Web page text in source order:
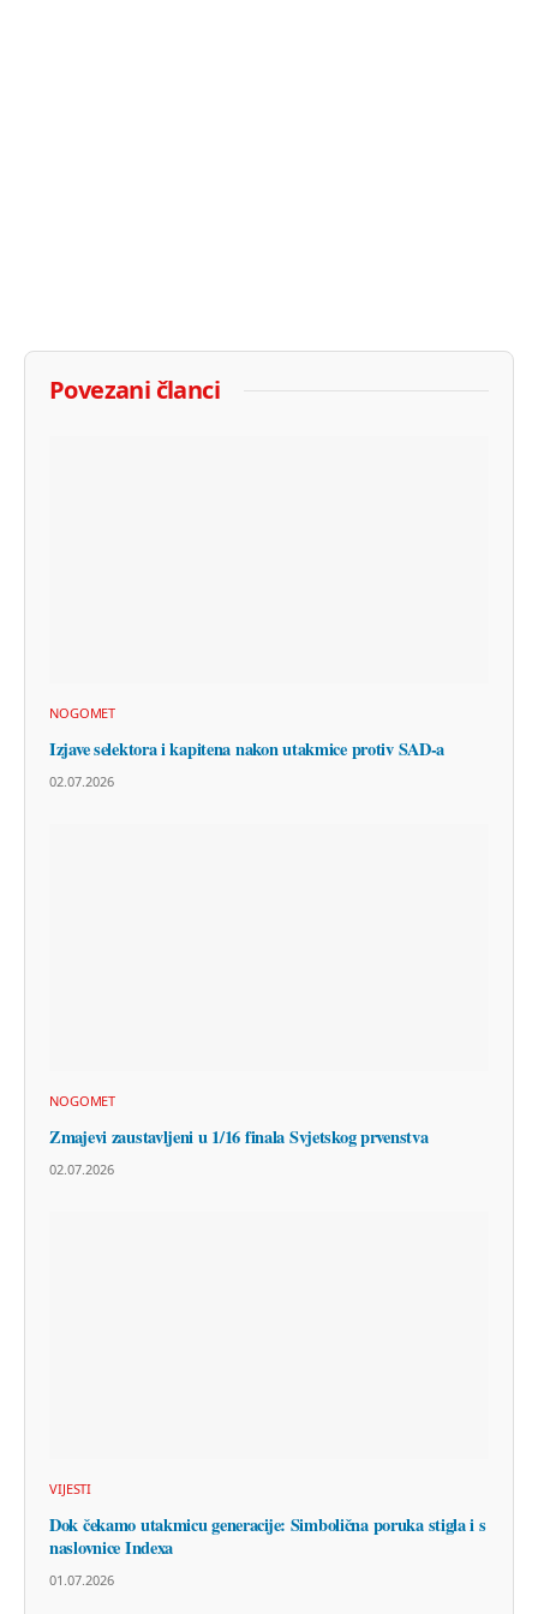
Povezani članci
NOGOMET
Izjave selektora i kapitena nakon utakmice protiv SAD-a
02.07.2026
NOGOMET
Zmajevi zaustavljeni u 1/16 finala Svjetskog prvenstva
02.07.2026
VIJESTI
Dok čekamo utakmicu generacije: Simbolična poruka stigla i s
naslovnice Indexa
01.07.2026